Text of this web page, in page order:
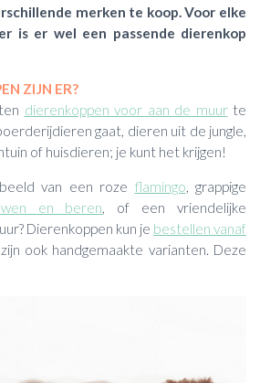
merken te koop. Voor elke
is er wel een passende dierenkop
ZIJN ER?
dierenkoppen voor aan de muurte
gaat, dieren uit de jungle,
of huisdieren; je kunt het krijgen!
van een roze flamingo, grappige
en beren, of een vriendelijke
Dierenkoppen kun je bestellen vanaf
ook handgemaakte varianten. Deze